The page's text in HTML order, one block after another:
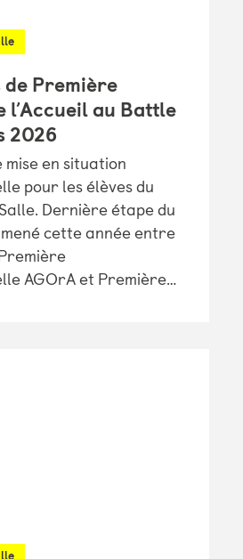
de Première
l’Accueil au Battle
2026
mise en situation
pour les élèves du
Dernière étape du
cette année entre
AGOrA et Première…